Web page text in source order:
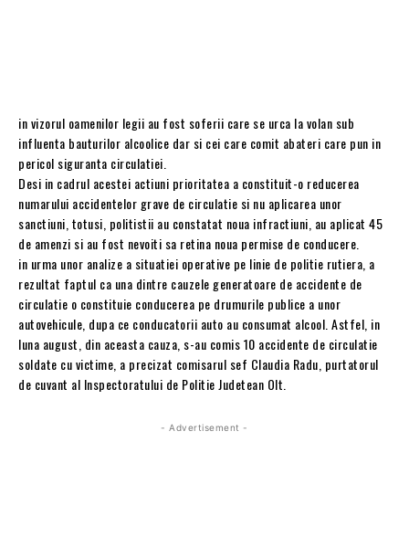
in vizorul oamenilor legii au fost soferii care se urca la volan sub
influenta bauturilor alcoolice dar si cei care comit abateri care pun in
pericol siguranta circulatiei.
Desi in cadrul acestei actiuni prioritatea a constituit-o reducerea
numarului accidentelor grave de circulatie si nu aplicarea unor
sanctiuni, totusi, politistii au constatat noua infractiuni, au aplicat 45
de amenzi si au fost nevoiti sa retina noua permise de conducere.
in urma unor analize a situatiei operative pe linie de politie rutiera, a
rezultat faptul ca una dintre cauzele generatoare de accidente de
circulatie o constituie conducerea pe drumurile publice a unor
autovehicule, dupa ce conducatorii auto au consumat alcool. Astfel, in
luna august, din aceasta cauza, s-au comis 10 accidente de circulatie
soldate cu victime, a precizat comisarul sef Claudia Radu, purtatorul
de cuvant al Inspectoratului de Politie Judetean Olt.
- Advertisement -